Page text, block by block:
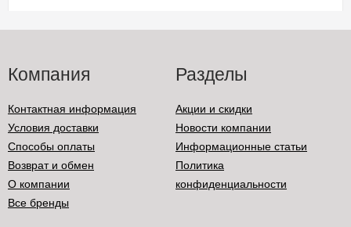
Компания
Контактная информация
Условия доставки
Способы оплаты
Возврат и обмен
О компании
Все бренды
Разделы
Акции и скидки
Новости компании
Информационные статьи
Политика
конфиденциальности